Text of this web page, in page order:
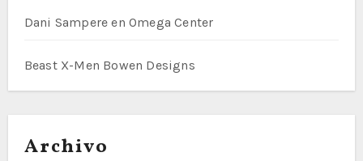
Dani Sampere en Omega Center
Beast X-Men Bowen Designs
Archivo